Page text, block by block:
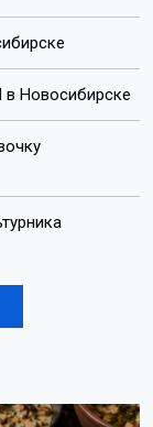
Новосибирске